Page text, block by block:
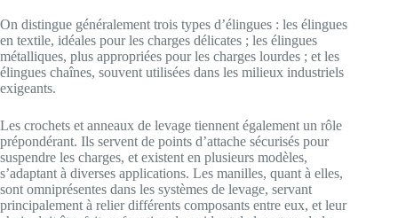
On distingue généralement trois types d’élingues : les élingues
en textile, idéales pour les charges délicates ; les élingues
métalliques, plus appropriées pour les charges lourdes ; et les
élingues chaînes, souvent utilisées dans les milieux industriels
exigeants.
Les crochets et anneaux de levage tiennent également un rôle
prépondérant. Ils servent de points d’attache sécurisés pour
suspendre les charges, et existent en plusieurs modèles,
s’adaptant à diverses applications. Les manilles, quant à elles,
sont omniprésentes dans les systèmes de levage, servant
principalement à relier différents composants entre eux, et leur